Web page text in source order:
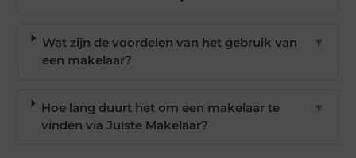
Wat zijn de voordelen van het gebruik van
een makelaar?
▼
Hoe lang duurt het om een makelaar te
vinden via Juiste Makelaar?
▼